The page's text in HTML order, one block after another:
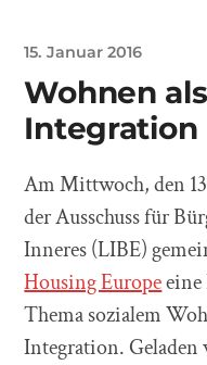
15. Januar 2016
Wohnen
Integration
Am Mittwoch, den
der Ausschuss für
Inneres (LIBE)
Housing Europe
Thema sozialem
Integration. Geladen